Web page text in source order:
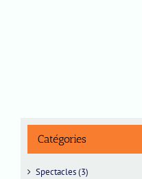
Catégories
Spectacles (3)